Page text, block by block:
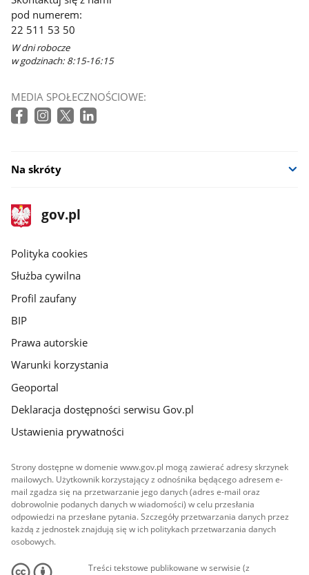
pod numerem:
22 511 53 50
W dni robocze
w godzinach: 8:15-16:15
MEDIA SPOŁECZNOŚCIOWE:
Na skróty
stopka
gov.pl
Strona
gov.pl
gov.pl
Polityka cookies
Służba cywilna
Profil zaufany
BIP
Prawa autorskie
Warunki korzystania
Geoportal
Deklaracja dostępności serwisu Gov.pl
Ustawienia prywatności
Strony dostępne w domenie www.gov.pl mogą zawierać adresy skrzynek
mailowych. Użytkownik korzystający z odnośnika będącego adresem e-
mail zgadza się na przetwarzanie jego danych (adres e-mail oraz
dobrowolnie podanych danych w wiadomości) w celu przesłania
odpowiedzi na przesłane pytania. Szczegóły przetwarzania danych przez
każdą z jednostek znajdują się w ich politykach przetwarzania danych
osobowych.
Treści tekstowe publikowane w serwisie (z